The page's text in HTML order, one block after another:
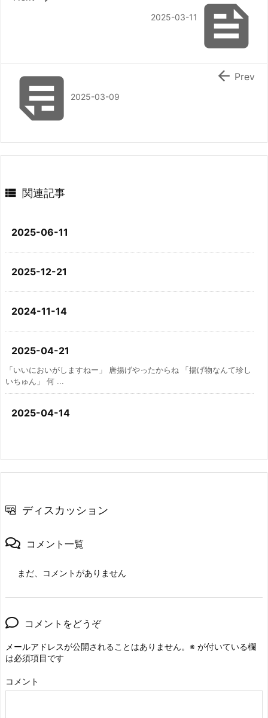

2025-03-11
2025-03-09
 Prev
 関連記事
2025-06-11
2025-12-21
2024-11-14
2025-04-21
「いいにおいがしますねー」 唐揚げやったからね 「揚げ物なんて珍し
いちゅん」 何 ...
2025-04-14
ディスカッション
コメント一覧
まだ、コメントがありません
コメントをどうぞ
メールアドレスが公開されることはありません。 ※ が付いている欄
は必須項目です
コメント